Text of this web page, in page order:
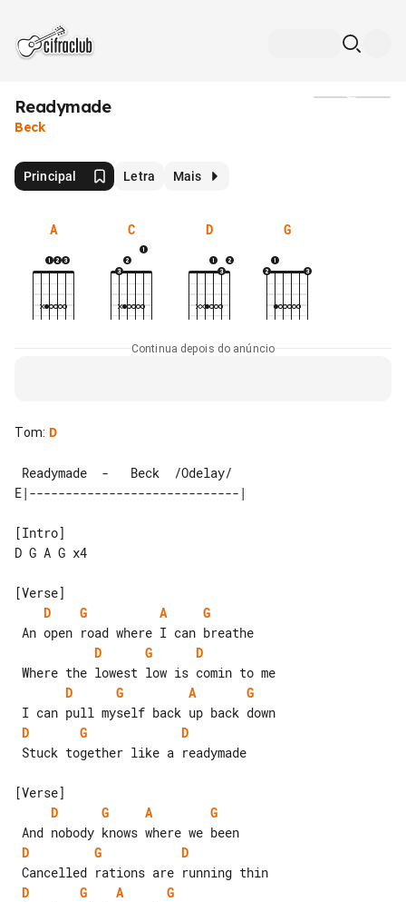
Readymade
Beck
Principal Letra Mais
A C D G
Continua depois do anúncio
Tom: D
[Intro]
D G A G x4
D
G A
G
D
G
D
D
G A
G
D
G
D
D
G A
G
D
G
D
D
G A
G